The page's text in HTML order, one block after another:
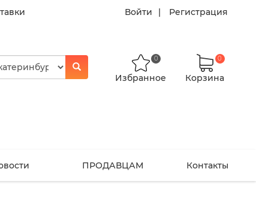
Войти Регистрация
Избранное
0
Корзина
0
ПРОДАВЦАМ Контакты